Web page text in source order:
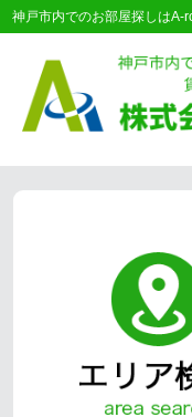
神戸市内でのお部屋探しはA-